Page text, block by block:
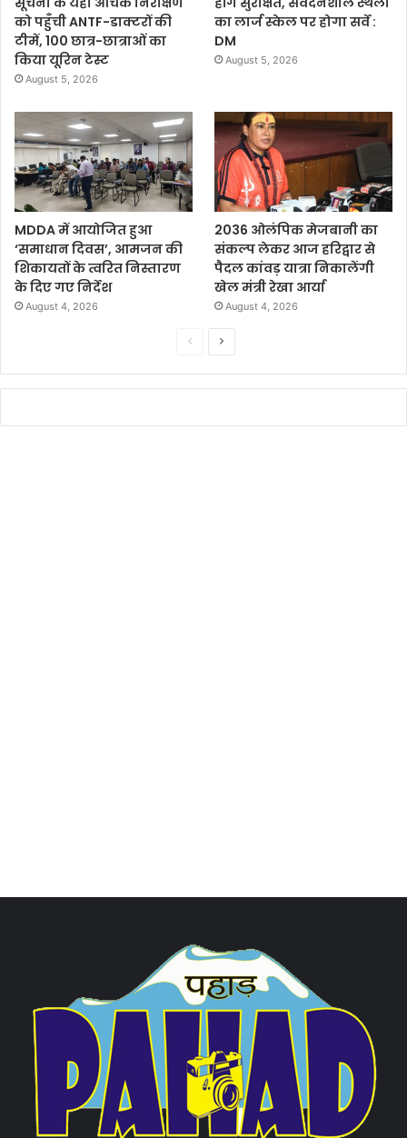
को पहुँची ANTF-डाक्टरों की
टीमें, 100 छात्र-छात्राओं का
किया यूरिन टेस्ट
August 5, 2026
का लार्ज स्केल पर होगा सर्वे :
DM
August 5, 2026
MDDA में आयोजित हुआ
‘समाधान दिवस’, आमजन की
शिकायतों के त्वरित निस्तारण
के दिए गए निर्देश
August 4, 2026
2036 ओलंपिक मेजबानी का
संकल्प लेकर आज हरिद्वार से
पैदल कांवड़ यात्रा निकालेंगी
खेल मंत्री रेखा आर्या
August 4, 2026
e
x